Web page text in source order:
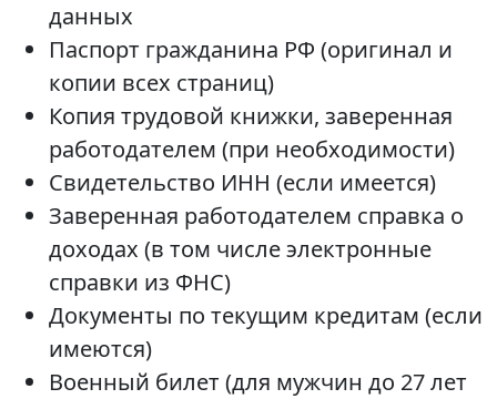
данных
Паспорт гражданина РФ (оригинал и
копии всех страниц)
Копия трудовой книжки, заверенная
работодателем (при необходимости)
Свидетельство ИНН (если имеется)
Заверенная работодателем справка о
доходах (в том числе электронные
справки из ФНС)
Документы по текущим кредитам (если
имеются)
Военный билет (для мужчин до 27 лет